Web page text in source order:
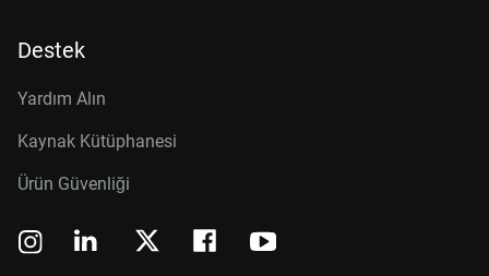
Destek
Yardım Alın
Kaynak Kütüphanesi
Ürün Güvenliği